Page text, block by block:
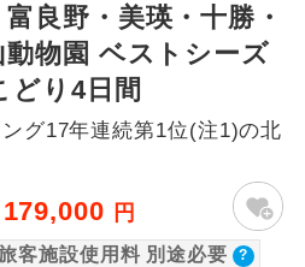
富良野・美瑛・十勝・
物園 ベストシーズ
どり4日間
グ17年連続第1位(注1)の北
円
客施設使用料 別途必要
いが必要となります。
円、子供1,800円、幼児
4 羽田空港：大人2,320
児2,320円
：大人2,360円、子供
円
740円、子供740円、幼
出発空港（駅）から復路到着空港
まで同行します。
到着空港（駅）から最終日出発空港
まで添乗員が同行します。
イドが乗務し、車内での観光案内
ります。